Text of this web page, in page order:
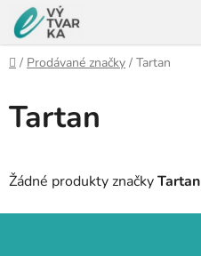
Přejít
na
obsah
Domů
/ Prodávané značky / Tartan
Tartan
Žádné produkty značkyTartan